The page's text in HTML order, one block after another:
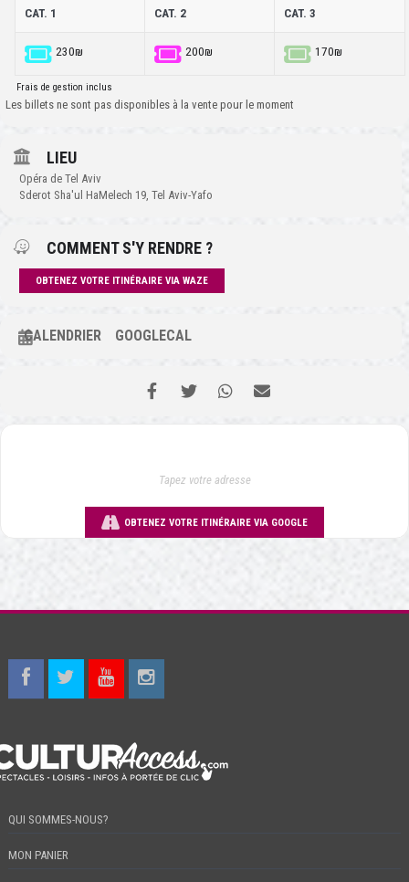
CAT. 1 CAT. 2 CAT. 3
230₪ 200₪ 170₪
Frais de gestion inclus
Les billets ne sont pas disponibles à la vente pour le moment
LIEU
Opéra de Tel Aviv
Sderot Sha'ul HaMelech 19, Tel Aviv-Yafo
COMMENT S'Y RENDRE ?
OBTENEZ VOTRE ITINÉRAIRE VIA WAZE
CALENDRIER GOOGLECAL
OBTENEZ VOTRE ITINÉRAIRE VIA GOOGLE
QUI SOMMES-NOUS?
MON PANIER